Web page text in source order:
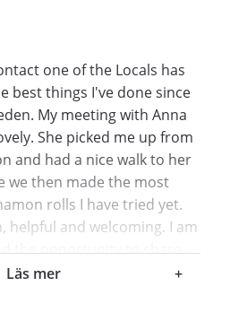
one. Haydee
Haydee
, Mexico
one of the Locals has
best things I've done since
My meeting with Anna
She picked me up from
and had a nice walk to her
we then made the most
rolls I have tried yet.
helpful and welcoming. I am
the opportunity to share
her and her lovely dog. I
Läs mer +